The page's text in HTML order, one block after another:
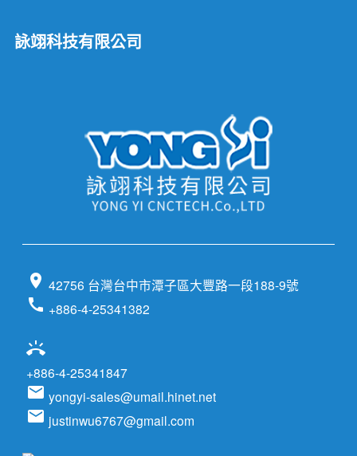
詠翊科技有限公司
location_on 42756 台灣台中市潭子區大豐路一段188-9號
call +886-4-25341382
ring_volume
+886-4-25341847
email yongyi-sales@umail.hinet.net
email justinwu6767@gmail.com